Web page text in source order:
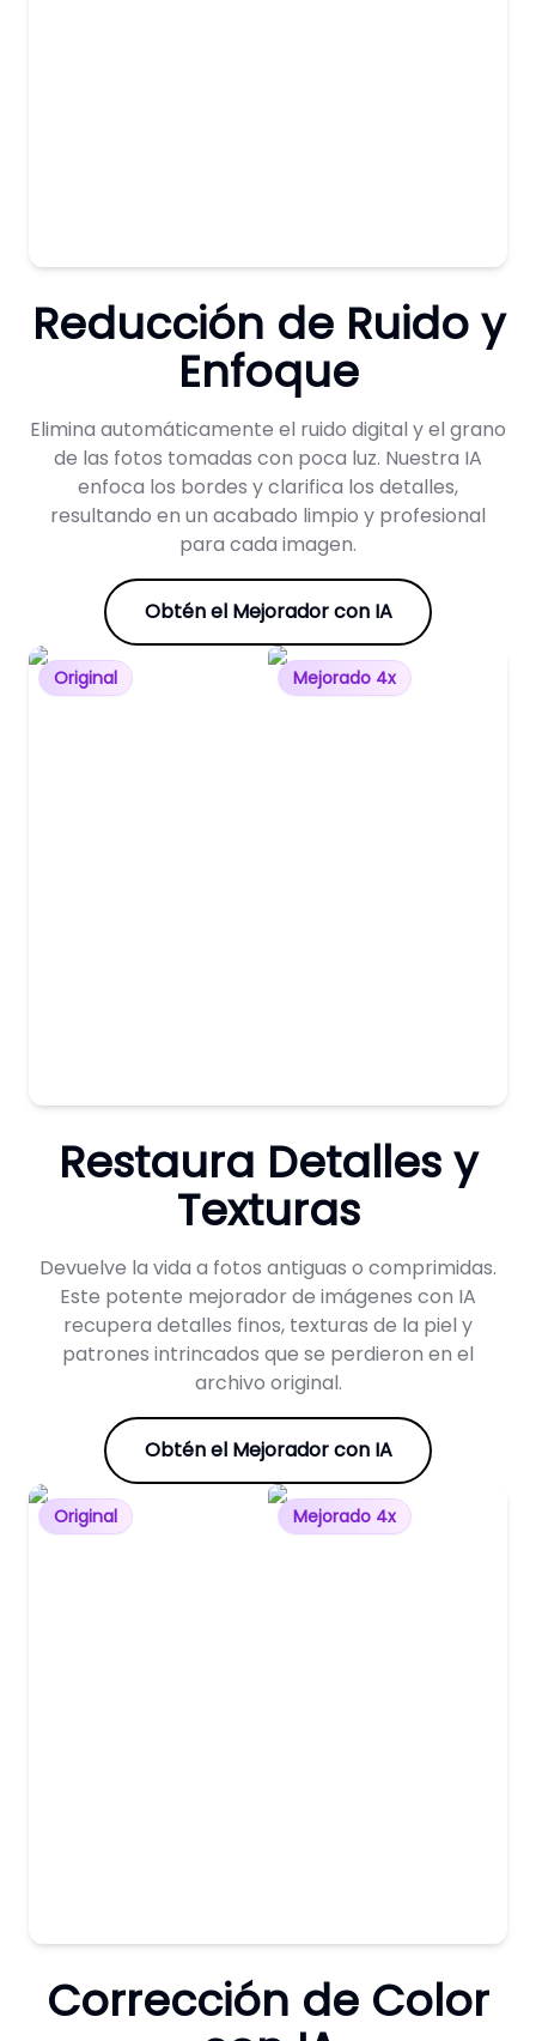
Reducción de Ruido y
Enfoque
Elimina automáticamente el ruido digital y el grano
de las fotos tomadas con poca luz. Nuestra IA
enfoca los bordes y clarifica los detalles,
resultando en un acabado limpio y profesional
para cada imagen.
Obtén el Mejorador con IA
Original Mejorado 4x
Restaura Detalles y
Texturas
Devuelve la vida a fotos antiguas o comprimidas.
Este potente mejorador de imágenes con IA
recupera detalles finos, texturas de la piel y
patrones intrincados que se perdieron en el
archivo original.
Obtén el Mejorador con IA
Original Mejorado 4x
Corrección de Color